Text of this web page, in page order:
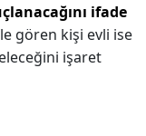
ifade
gören kişi evli ise
işaret